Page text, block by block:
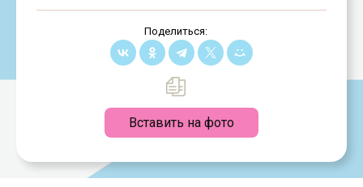
Поделиться:
Вставить на фото